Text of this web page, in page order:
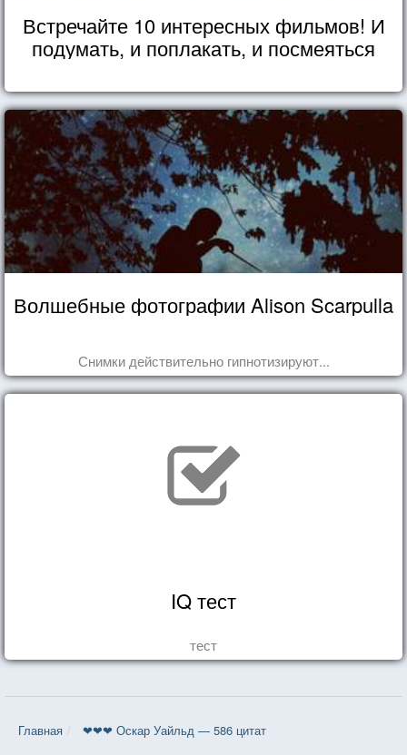
Встречайте 10 интересных фильмов! И
подумать, и поплакать, и посмеяться
Волшебные фотографии Alison Scarpulla
Снимки действительно гипнотизируют...
IQ тест
тест
Главная ❤❤❤ Оскар Уайльд — 586 цитат